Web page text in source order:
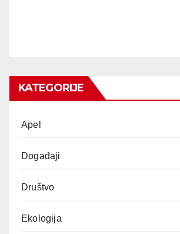
KATEGORIJE
Apel
Događaji
Društvo
Ekologija